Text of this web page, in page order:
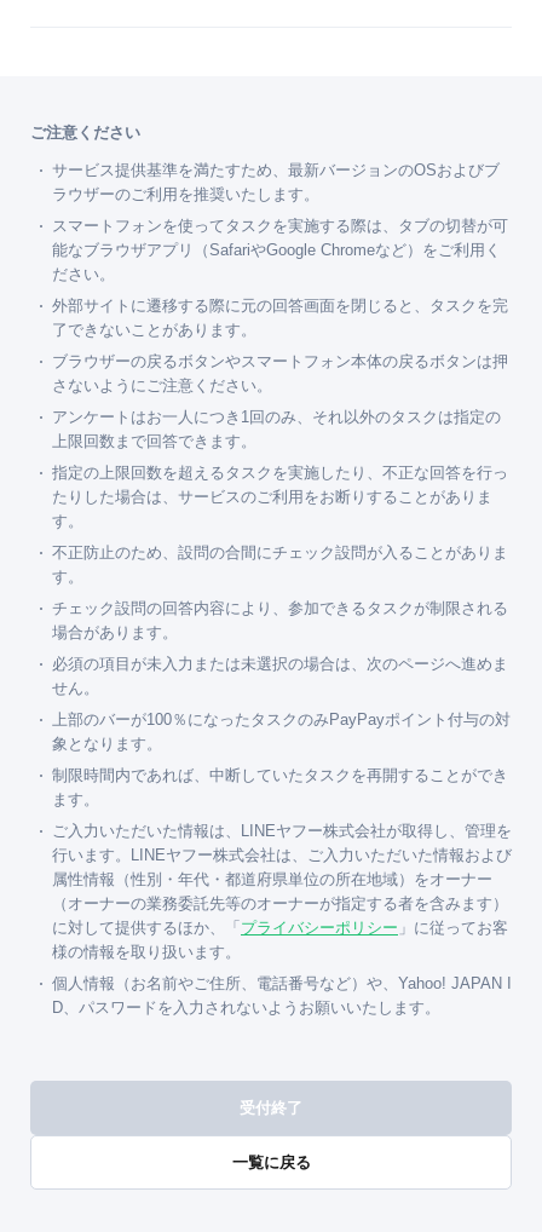
ご注意ください
サービス提供基準を満たすため、最新バージョンのOSおよびブ
ラウザーのご利用を推奨いたします。
スマートフォンを使ってタスクを実施する際は、タブの切替が可
能なブラウザアプリ（SafariやGoogle Chromeなど）をご利用く
ださい。
外部サイトに遷移する際に元の回答画面を閉じると、タスクを完
了できないことがあります。
ブラウザーの戻るボタンやスマートフォン本体の戻るボタンは押
さないようにご注意ください。
アンケートはお一人につき1回のみ、それ以外のタスクは指定の
上限回数まで回答できます。
指定の上限回数を超えるタスクを実施したり、不正な回答を行っ
たりした場合は、サービスのご利用をお断りすることがありま
す。
不正防止のため、設問の合間にチェック設問が入ることがありま
す。
チェック設問の回答内容により、参加できるタスクが制限される
場合があります。
必須の項目が未入力または未選択の場合は、次のページへ進めま
せん。
上部のバーが100％になったタスクのみPayPayポイント付与の対
象となります。
制限時間内であれば、中断していたタスクを再開することができ
ます。
ご入力いただいた情報は、LINEヤフー株式会社が取得し、管理を
行います。LINEヤフー株式会社は、ご入力いただいた情報および
属性情報（性別・年代・都道府県単位の所在地域）をオーナー
（オーナーの業務委託先等のオーナーが指定する者を含みます）
に対して提供するほか、「 プライバシーポリシー 」に従ってお客
様の情報を取り扱います。
個人情報（お名前やご住所、電話番号など）や、Yahoo! JAPAN I
D、パスワードを入力されないようお願いいたします。
一覧に戻る
受付終了